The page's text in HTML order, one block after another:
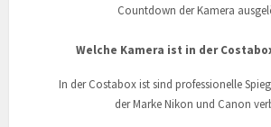
Countdown der Kamera
Welche Kamera ist in der
In der Costabox ist sind professionelle
der Marke Nikon und Canon